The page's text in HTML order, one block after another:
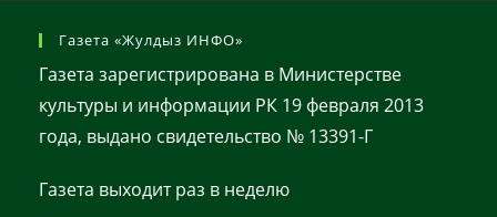
Газета «Жулдыз ИНФО»
Газета зарегистрирована в Министерстве
культуры и информации РК 19 февраля 2013
года, выдано свидетельство № 13391-Г
Газета выходит раз в неделю